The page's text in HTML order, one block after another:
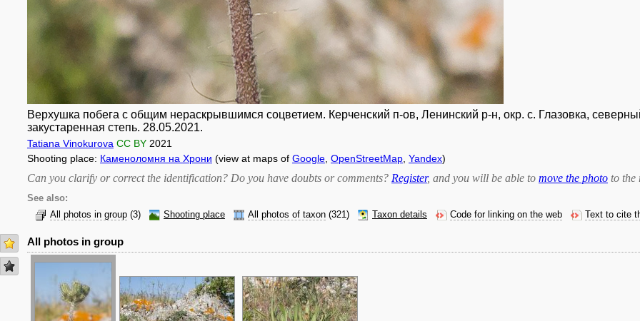
Верхушка побега с общим нераскрывшимся соцветием. Керченский п-ов, Ленинский р-н, окр. с. Глазовка,
закустаренная степь. 28.05.2021.
Tatiana Vinokurova CC BY 2021
Shooting place: Каменоломня на Хрони (view at maps of Google OpenStreetMap Yandex)
Can you clarify or correct the identification? Do you have doubts or comments? Register, and you will be able to move the photo to the
See also:
All photos in group (3) Shooting place All photos of taxon (321) Taxon details Code for linking on the web Text to cite
All photos in group